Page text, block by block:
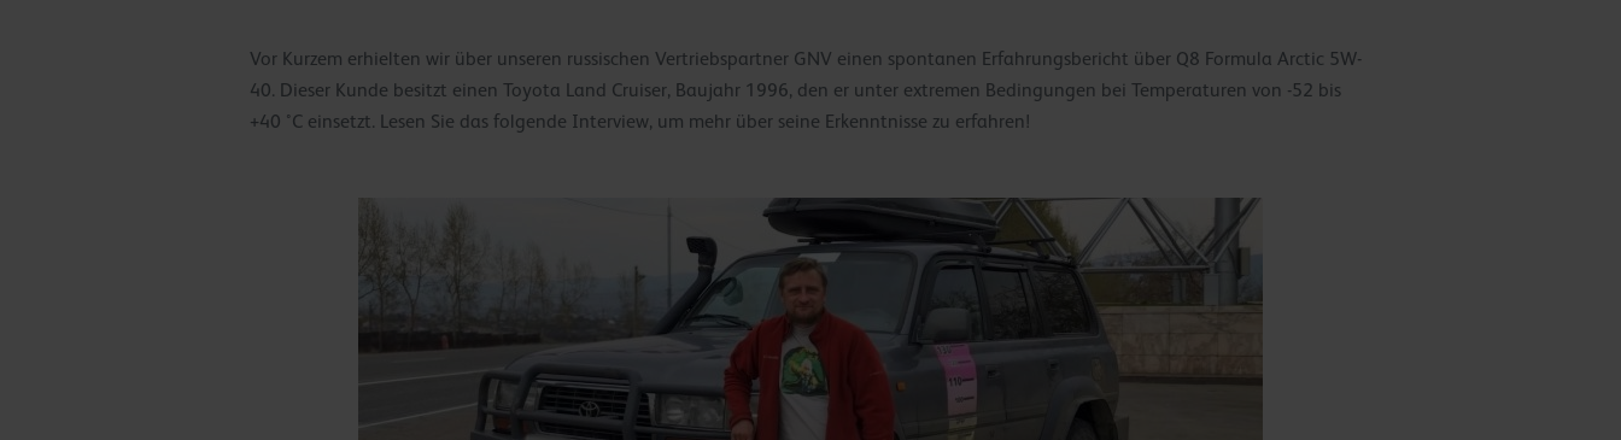
Vor Kurzem erhielten wir über unseren russischen Vertriebspartner GNV einen spontanen Erfahrungsbericht über Q8 Formula Arctic 5W-
40. Dieser Kunde besitzt einen Toyota Land Cruiser, Baujahr 1996, den er unter extremen Bedingungen bei Temperaturen von -52 bis
+40 °C einsetzt. Lesen Sie das folgende Interview, um mehr über seine Erkenntnisse zu erfahren!